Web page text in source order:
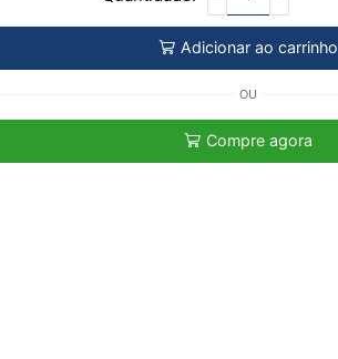
Adicionar ao carrinho
OU
Compre agora